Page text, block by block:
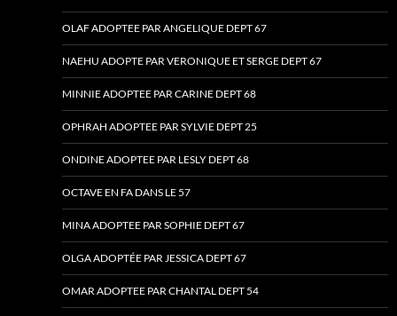
OLAF ADOPTEE PAR ANGELIQUE DEPT 67
NAEHU ADOPTE PAR VERONIQUE ET SERGE DEPT 67
MINNIE ADOPTEE PAR CARINE DEPT 68
OPHRAH ADOPTEE PAR SYLVIE DEPT 25
ONDINE ADOPTEE PAR LESLY DEPT 68
OCTAVE EN FA DANS LE 57
MINA ADOPTEE PAR SOPHIE DEPT 67
OLGA ADOPTÉE PAR JESSICA DEPT 67
OMAR ADOPTEE PAR CHANTAL DEPT 54